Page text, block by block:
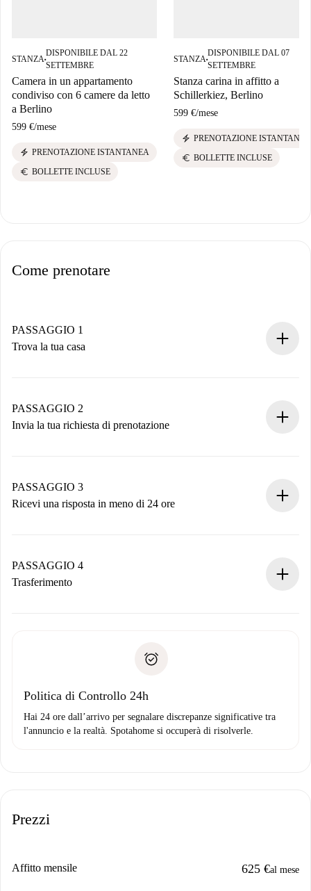
STANZA■
DISPONIBILE DAL 22
SETTEMBRE
Camera in un appartamento
condiviso con 6 camere da letto
a Berlino
599 €/mese
electric_bolt PRENOTAZIONE ISTANTANEA
euro BOLLETTE INCLUSE
STANZA■
DISPONIBILE DAL 07
SETTEMBRE
Stanza carina in affitto a
Schillerkiez, Berlino
599 €/mese
electric_bolt PRENOTAZIONE ISTANTANEA
euro BOLLETTE INCLUSE
Come prenotare
PASSAGGIO 1
Trova la tua casa
Hai tutte le informazioni necessarie in anticipo.
PASSAGGIO 2
Invia la tua richiesta di prenotazione
non accetta.
PASSAGGIO 3
Ricevi una risposta in meno di 24 ore
contatto con il proprietario.
Se rifiutata: non ti addebiteremo nulla e ti proporremo
Domiciliazione del pagamento
PASSAGGIO 4
Trasferimento
solo se non segnali problemi.
Politica di Controllo 24h
Hai 24 ore dall’arrivo per segnalare discrepanze significative tra
l'annuncio e la realtà. Spotahome si occuperà di risolverle.
Prezzi
Affitto mensile 625 €al mese